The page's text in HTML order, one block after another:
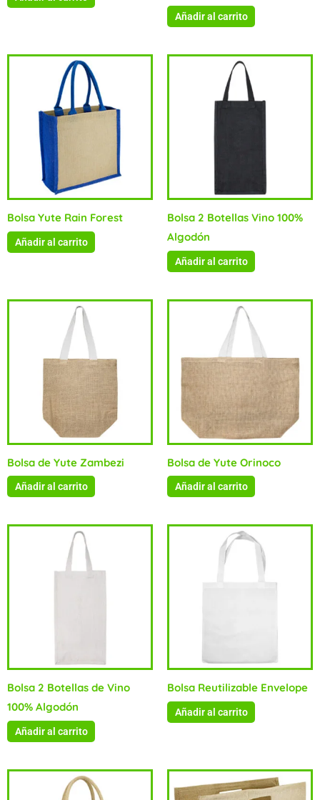
Añadir al carrito
Bolsa Yute Rain Forest
Añadir al carrito
Bolsa 2 Botellas Vino 100%
Algodón
Añadir al carrito
Bolsa de Yute Zambezi
Añadir al carrito
Bolsa de Yute Orinoco
Añadir al carrito
Bolsa 2 Botellas de Vino
100% Algodón
Añadir al carrito
Bolsa Reutilizable Envelope
Añadir al carrito